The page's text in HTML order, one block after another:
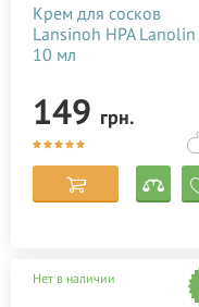
Крем для сосков
Lansinoh HPA Lanolin
10 мл
149 грн.
Нет в наличии